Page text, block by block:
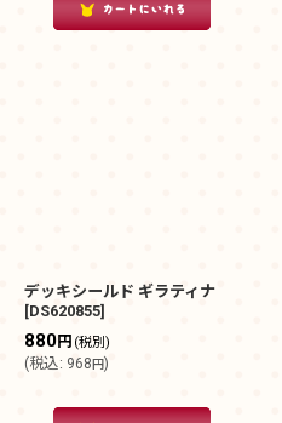
デッキシールド ギラティナ
[DS620855]
880円 (税別)
(税込: 968円)